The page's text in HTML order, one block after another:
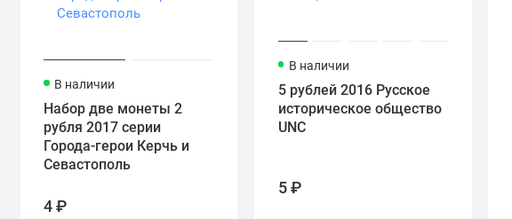
В наличии
Набор две монеты 2
рубля 2017 серии
Города-герои Керчь и
Севастополь
4 ₽
В наличии
5 рублей 2016 Русское
историческое общество
UNC
5 ₽